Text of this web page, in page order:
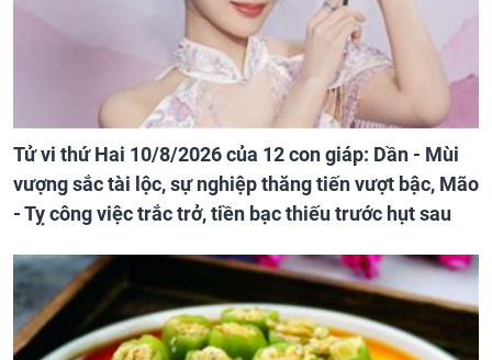
Tử vi thứ Hai 10/8/2026 của 12 con giáp: Dần - Mùi
vượng sắc tài lộc, sự nghiệp thăng tiến vượt bậc, Mão
- Tỵ công việc trắc trở, tiền bạc thiếu trước hụt sau